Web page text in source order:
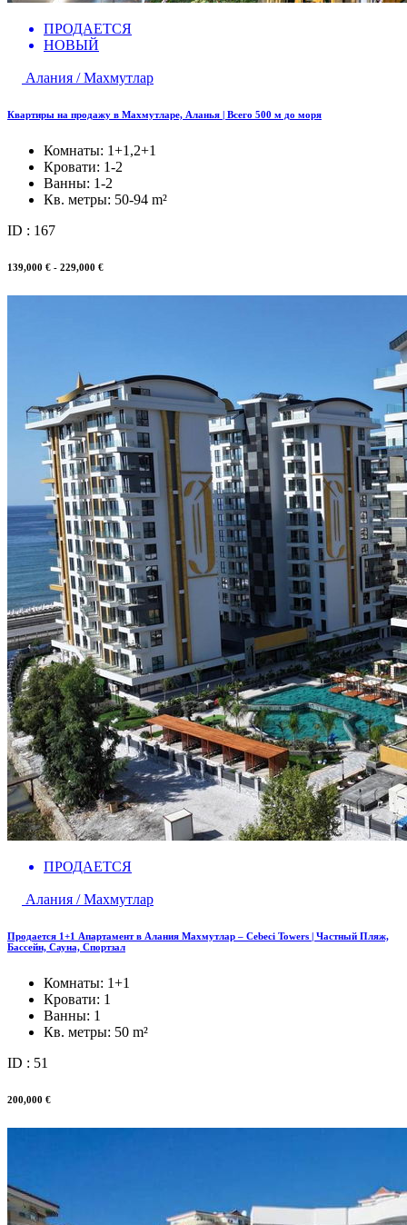
ПРОДАЕТСЯ
НОВЫЙ
Алания / Махмутлар
Квартиры на продажу в Махмутларе, Аланья | Всего 500 м до моря
Комнаты: 1+1,2+1
Кровати: 1-2
Ванны: 1-2
Кв. метры: 50-94 m²
ID : 167
139,000 € - 229,000 €
ПРОДАЕТСЯ
Алания / Махмутлар
Продается 1+1 Апартамент в Алания Махмутлар – Cebeci Towers | Частный Пляж,
Бассейн, Сауна, Спортзал
Комнаты: 1+1
Кровати: 1
Ванны: 1
Кв. метры: 50 m²
ID : 51
200,000 €